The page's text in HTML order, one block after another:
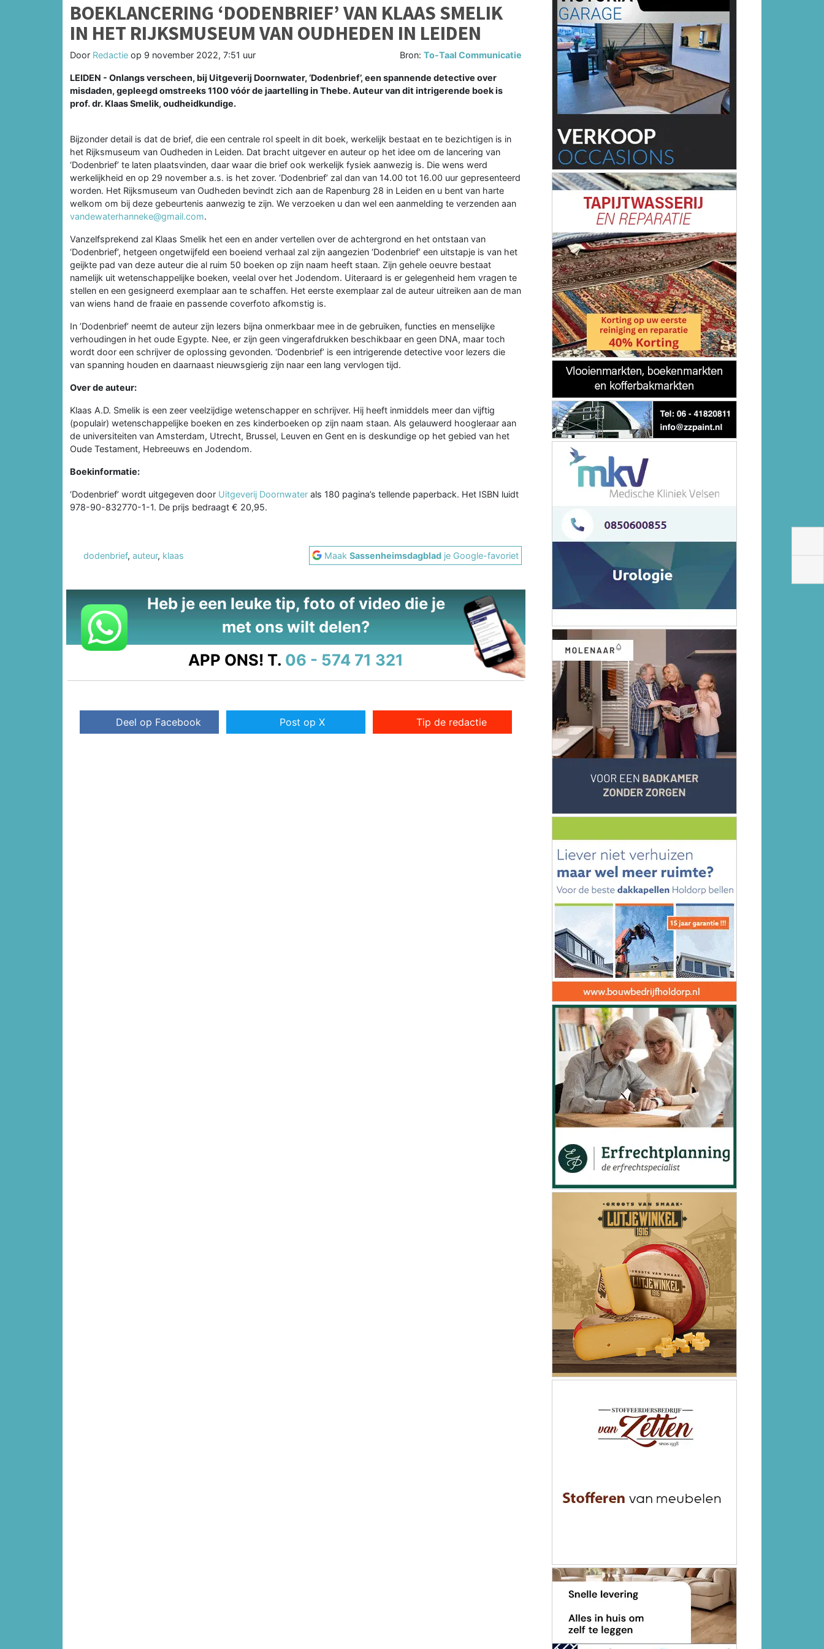
BOEKLANCERING ‘DODENBRIEF’ VAN KLAAS SMELIK
IN HET RIJKSMUSEUM VAN OUDHEDEN IN LEIDEN
Door Redactie op 9 november 2022, 7:51 uur Bron:To-Taal Communicatie
LEIDEN - Onlangs verscheen, bij Uitgeverij Doornwater, ‘Dodenbrief’, een spannende detective over
misdaden, gepleegd omstreeks 1100 vóór de jaartelling in Thebe. Auteur van dit intrigerende boek is
prof. dr. Klaas Smelik, oudheidkundige.
Bijzonder detail is dat de brief, die een centrale rol speelt in dit boek, werkelijk bestaat en te bezichtigen is in
het Rijksmuseum van Oudheden in Leiden. Dat bracht uitgever en auteur op het idee om de lancering van
‘Dodenbrief’ te laten plaatsvinden, daar waar die brief ook werkelijk fysiek aanwezig is. Die wens werd
werkelijkheid en op 29 november a.s. is het zover. ‘Dodenbrief’ zal dan van 14.00 tot 16.00 uur gepresenteerd
worden. Het Rijksmuseum van Oudheden bevindt zich aan de Rapenburg 28 in Leiden en u bent van harte
welkom om bij deze gebeurtenis aanwezig te zijn. We verzoeken u dan wel een aanmelding te verzenden aan
vandewaterhanneke@gmail.com.
Vanzelfsprekend zal Klaas Smelik het een en ander vertellen over de achtergrond en het ontstaan van
‘Dodenbrief’, hetgeen ongetwijfeld een boeiend verhaal zal zijn aangezien ‘Dodenbrief’ een uitstapje is van het
geijkte pad van deze auteur die al ruim 50 boeken op zijn naam heeft staan. Zijn gehele oeuvre bestaat
namelijk uit wetenschappelijke boeken, veelal over het Jodendom. Uiteraard is er gelegenheid hem vragen te
stellen en een gesigneerd exemplaar aan te schaffen. Het eerste exemplaar zal de auteur uitreiken aan de man
van wiens hand de fraaie en passende coverfoto afkomstig is.
In ’Dodenbrief’ neemt de auteur zijn lezers bijna onmerkbaar mee in de gebruiken, functies en menselijke
verhoudingen in het oude Egypte. Nee, er zijn geen vingerafdrukken beschikbaar en geen DNA, maar toch
wordt door een schrijver de oplossing gevonden. ‘Dodenbrief’ is een intrigerende detective voor lezers die
van spanning houden en daarnaast nieuwsgierig zijn naar een lang vervlogen tijd.
Over de auteur:
Klaas A.D. Smelik is een zeer veelzijdige wetenschapper en schrijver. Hij heeft inmiddels meer dan vijftig
(populair) wetenschappelijke boeken en zes kinderboeken op zijn naam staan. Als gelauwerd hoogleraar aan
de universiteiten van Amsterdam, Utrecht, Brussel, Leuven en Gent en is deskundige op het gebied van het
Oude Testament, Hebreeuws en Jodendom.
Boekinformatie:
‘Dodenbrief’ wordt uitgegeven door Uitgeverij Doornwater als 180 pagina’s tellende paperback. Het ISBN luidt
978-90-832770-1-1. De prijs bedraagt € 20,95.
dodenbrief, auteur, klaas MaakSassenheimsdagblad je Google-favoriet
Heb je een leuke tip, foto of video die je
met ons wilt delen?
APP ONS! T. 06 - 574 71 321
Deel op Facebook Post op X Tip de redactie